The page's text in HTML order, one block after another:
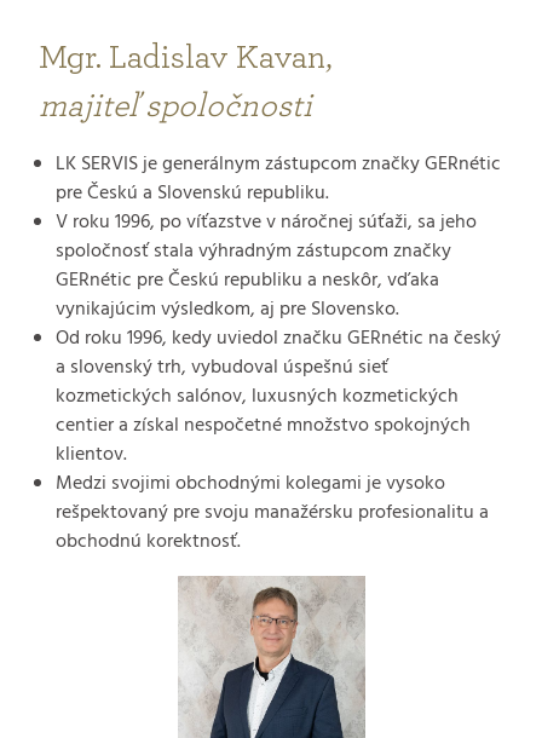
Mgr. Ladislav Kavan,
majiteľ spoločnosti
LK SERVIS je generálnym zástupcom značky GERnétic
pre Českú a Slovenskú republiku.
V roku 1996, po víťazstve v náročnej súťaži, sa jeho
spoločnosť stala výhradným zástupcom značky
GERnétic pre Českú republiku a neskôr, vďaka
vynikajúcim výsledkom, aj pre Slovensko.
Od roku 1996, kedy uviedol značku GERnétic na český
a slovenský trh, vybudoval úspešnú sieť
kozmetických salónov, luxusných kozmetických
centier a získal nespočetné množstvo spokojných
klientov.
Medzi svojimi obchodnými kolegami je vysoko
rešpektovaný pre svoju manažérsku profesionalitu a
obchodnú korektnosť.